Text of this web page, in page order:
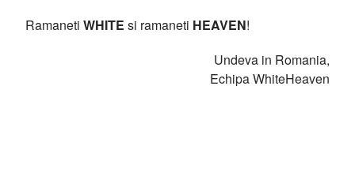
Ramaneti WHITE si ramaneti HEAVEN!
Undeva in Romania,
Echipa WhiteHeaven